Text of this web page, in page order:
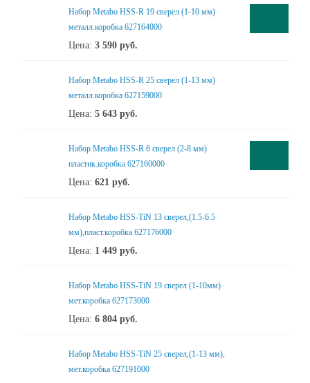
Набор Metabo HSS-R 19 сверел (1-10 мм)
металл.коробка 627164000
Цена: 3 590 руб.
Набор Metabo HSS-R 25 сверел (1-13 мм)
металл.коробка 627159000
Цена: 5 643 руб.
Набор Metabo HSS-R 6 сверел (2-8 мм)
пластик.коробка 627160000
Цена: 621 руб.
Набор Metabo HSS-TiN 13 сверел,(1.5-6.5
мм),пласт.коробка 627176000
Цена: 1 449 руб.
Набор Metabo HSS-TiN 19 сверел (1-10мм)
мет.коробка 627173000
Цена: 6 804 руб.
Набор Metabo HSS-TiN 25 сверел,(1-13 мм),
мет.коробка 627191000